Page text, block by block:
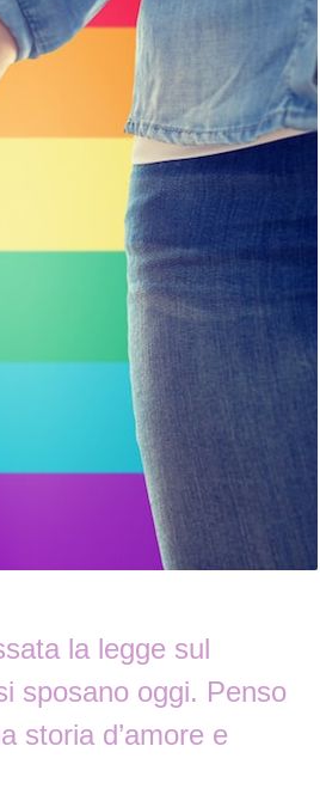
la legge sul
sposano oggi. Penso
storia d’amore e